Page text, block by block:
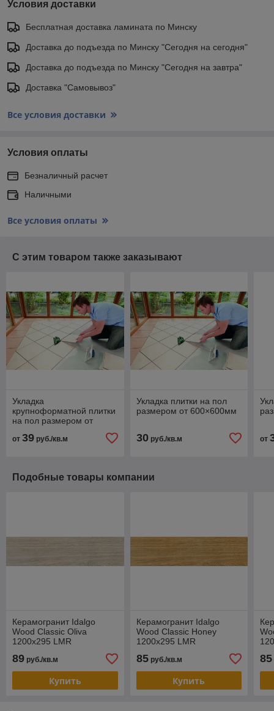
Условия доставки
Бесплатная доставка ламината по Минску
Доставка до подъезда по Минску "Сегодня на сегодня"
Доставка до подъезда по Минску "Сегодня на завтра"
Доставка "Самовывоз"
Все условия доставки
Условия оплаты
Безналичный расчет
Наличными
Все условия оплаты
С этим товаром также заказывают
Укладка
крупноформатной плитки
на пол размером от
от 39 руб./кв.м
Укладка плитки на пол
размером от 600×600мм
30руб./кв.м от
Подобные товары компании
Керамогранит Idalgo
Wood Classic Oliva
1200х295 LMR
89 руб./кв.м
Купить
Керамогранит Idalgo
Wood Classic Honey
1200х295 LMR
85руб./кв.м
Купить
85